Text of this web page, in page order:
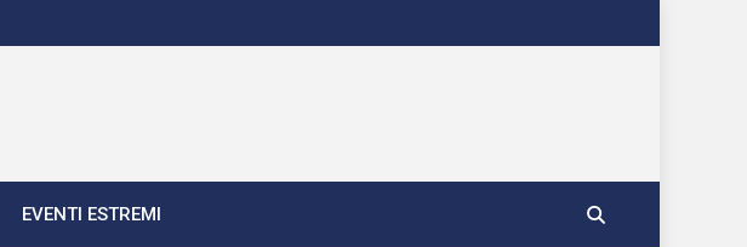
EVENTI ESTREMI